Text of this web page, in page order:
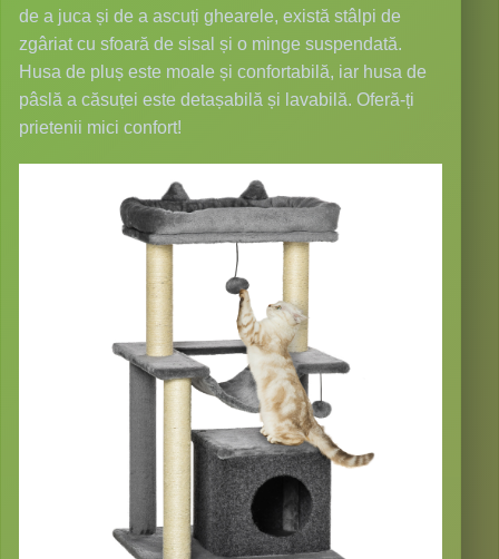
de a juca și de a ascuți ghearele, există stâlpi de
zgâriat cu sfoară de sisal și o minge suspendată.
Husa de pluș este moale și confortabilă, iar husa de
pâslă a căsuței este detașabilă și lavabilă. Oferă-ți
prietenii mici confort!